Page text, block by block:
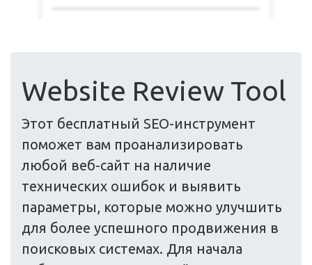
Website Review Tool
Этот бесплатный SEO-инструмент
поможет вам проанализировать
любой веб-сайт на наличие
технических ошибок и выявить
параметры, которые можно улучшить
для более успешного продвижения в
поисковых системах. Для начала